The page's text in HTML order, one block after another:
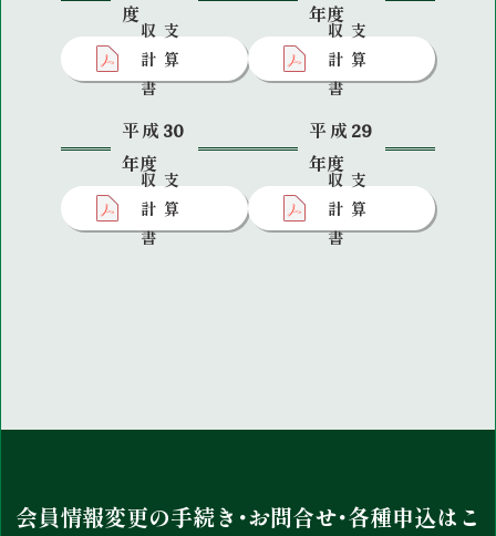
度
収支
計算
書
年度
収支
計算
書
平成30
年度
収支
計算
書
平成29
年度
収支
計算
書
会員情報変更の手続き・お問合せ・各種申込はこ